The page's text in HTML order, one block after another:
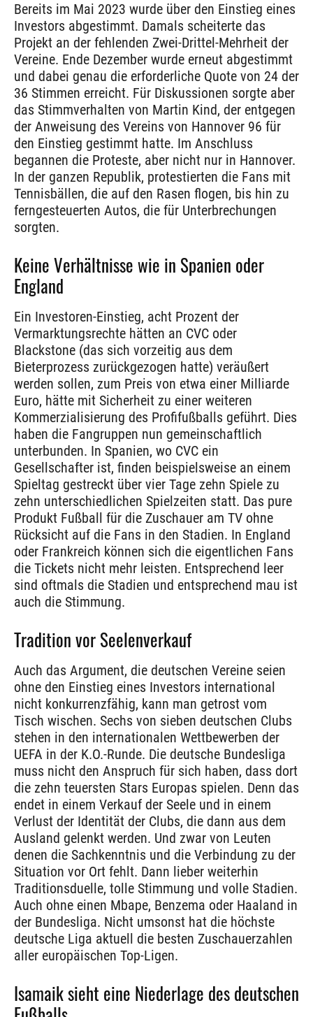
Bereits im Mai 2023 wurde über den Einstieg eines
Investors abgestimmt. Damals scheiterte das
Projekt an der fehlenden Zwei-Drittel-Mehrheit der
Vereine. Ende Dezember wurde erneut abgestimmt
und dabei genau die erforderliche Quote von 24 der
36 Stimmen erreicht. Für Diskussionen sorgte aber
das Stimmverhalten von Martin Kind, der entgegen
der Anweisung des Vereins von Hannover 96 für
den Einstieg gestimmt hatte. Im Anschluss
begannen die Proteste, aber nicht nur in Hannover.
In der ganzen Republik, protestierten die Fans mit
Tennisbällen, die auf den Rasen flogen, bis hin zu
ferngesteuerten Autos, die für Unterbrechungen
sorgten.
Keine Verhältnisse wie in Spanien oder
England
Ein Investoren-Einstieg, acht Prozent der
Vermarktungsrechte hätten an CVC oder
Blackstone (das sich vorzeitig aus dem
Bieterprozess zurückgezogen hatte) veräußert
werden sollen, zum Preis von etwa einer Milliarde
Euro, hätte mit Sicherheit zu einer weiteren
Kommerzialisierung des Profifußballs geführt. Dies
haben die Fangruppen nun gemeinschaftlich
unterbunden. In Spanien, wo CVC ein
Gesellschafter ist, finden beispielsweise an einem
Spieltag gestreckt über vier Tage zehn Spiele zu
zehn unterschiedlichen Spielzeiten statt. Das pure
Produkt Fußball für die Zuschauer am TV ohne
Rücksicht auf die Fans in den Stadien. In England
oder Frankreich können sich die eigentlichen Fans
die Tickets nicht mehr leisten. Entsprechend leer
sind oftmals die Stadien und entsprechend mau ist
auch die Stimmung.
Tradition vor Seelenverkauf
Auch das Argument, die deutschen Vereine seien
ohne den Einstieg eines Investors international
nicht konkurrenzfähig, kann man getrost vom
Tisch wischen. Sechs von sieben deutschen Clubs
stehen in den internationalen Wettbewerben der
UEFA in der K.O.-Runde. Die deutsche Bundesliga
muss nicht den Anspruch für sich haben, dass dort
die zehn teuersten Stars Europas spielen. Denn das
endet in einem Verkauf der Seele und in einem
Verlust der Identität der Clubs, die dann aus dem
Ausland gelenkt werden. Und zwar von Leuten
denen die Sachkenntnis und die Verbindung zu der
Situation vor Ort fehlt. Dann lieber weiterhin
Traditionsduelle, tolle Stimmung und volle Stadien.
Auch ohne einen Mbape, Benzema oder Haaland in
der Bundesliga. Nicht umsonst hat die höchste
deutsche Liga aktuell die besten Zuschauerzahlen
aller europäischen Top-Ligen.
Isamaik sieht eine Niederlage des deutschen